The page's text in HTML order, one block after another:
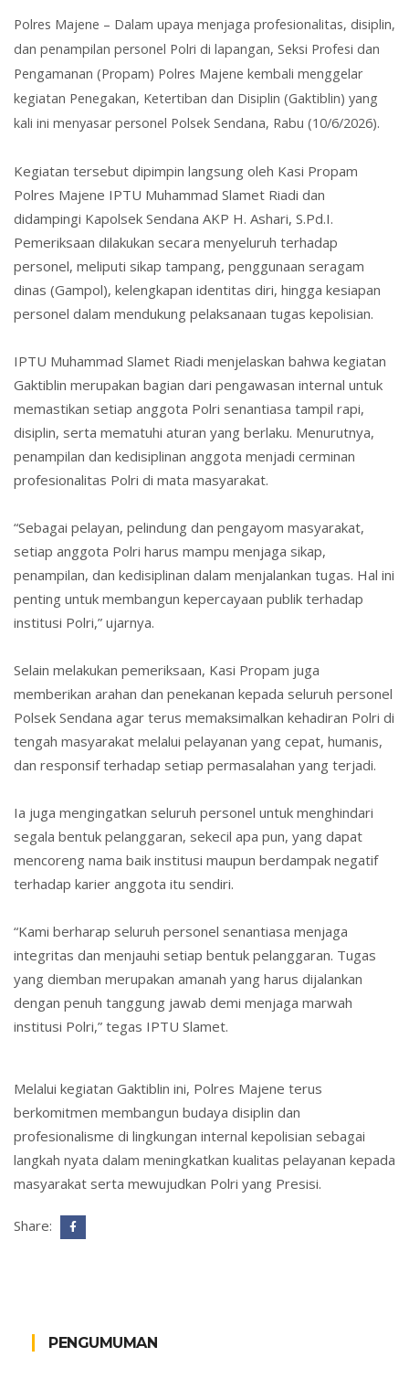
Polres Majene – Dalam upaya menjaga profesionalitas, disiplin,
dan penampilan personel Polri di lapangan, Seksi Profesi dan
Pengamanan (Propam) Polres Majene kembali menggelar
kegiatan Penegakan, Ketertiban dan Disiplin (Gaktiblin) yang
kali ini menyasar personel Polsek Sendana, Rabu (10/6/2026).
Kegiatan tersebut dipimpin langsung oleh Kasi Propam
Polres Majene IPTU Muhammad Slamet Riadi dan
didampingi Kapolsek Sendana AKP H. Ashari, S.Pd.I.
Pemeriksaan dilakukan secara menyeluruh terhadap
personel, meliputi sikap tampang, penggunaan seragam
dinas (Gampol), kelengkapan identitas diri, hingga kesiapan
personel dalam mendukung pelaksanaan tugas kepolisian.
IPTU Muhammad Slamet Riadi menjelaskan bahwa kegiatan
Gaktiblin merupakan bagian dari pengawasan internal untuk
memastikan setiap anggota Polri senantiasa tampil rapi,
disiplin, serta mematuhi aturan yang berlaku. Menurutnya,
penampilan dan kedisiplinan anggota menjadi cerminan
profesionalitas Polri di mata masyarakat.
“Sebagai pelayan, pelindung dan pengayom masyarakat,
setiap anggota Polri harus mampu menjaga sikap,
penampilan, dan kedisiplinan dalam menjalankan tugas. Hal ini
penting untuk membangun kepercayaan publik terhadap
institusi Polri,” ujarnya.
Selain melakukan pemeriksaan, Kasi Propam juga
memberikan arahan dan penekanan kepada seluruh personel
Polsek Sendana agar terus memaksimalkan kehadiran Polri di
tengah masyarakat melalui pelayanan yang cepat, humanis,
dan responsif terhadap setiap permasalahan yang terjadi.
Ia juga mengingatkan seluruh personel untuk menghindari
segala bentuk pelanggaran, sekecil apa pun, yang dapat
mencoreng nama baik institusi maupun berdampak negatif
terhadap karier anggota itu sendiri.
“Kami berharap seluruh personel senantiasa menjaga
integritas dan menjauhi setiap bentuk pelanggaran. Tugas
yang diemban merupakan amanah yang harus dijalankan
dengan penuh tanggung jawab demi menjaga marwah
institusi Polri,” tegas IPTU Slamet.
Melalui kegiatan Gaktiblin ini, Polres Majene terus
berkomitmen membangun budaya disiplin dan
profesionalisme di lingkungan internal kepolisian sebagai
langkah nyata dalam meningkatkan kualitas pelayanan kepada
masyarakat serta mewujudkan Polri yang Presisi.
Share:
PENGUMUMAN